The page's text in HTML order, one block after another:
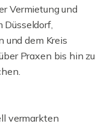
Vermietung und
und dem Kreis
Praxen bis hin zu
vermarkten